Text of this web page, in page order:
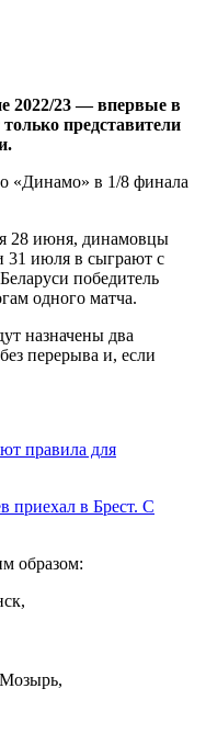
2022/23 — впервые в
представители
28 июня, динамовцы
31 июля в сыграют с
победитель
одного матча.
назначены два
перерыва и, если
правила для
приехал в Брест. С
образом: